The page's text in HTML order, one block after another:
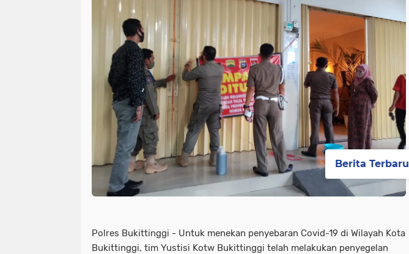
Polres Bukittinggi - Untuk menekan penyebaran Covid-19 di Wilayah Kota
Bukittinggi, tim Yustisi Kotw Bukittinggi telah melakukan penyegelan
Berita Terbaru